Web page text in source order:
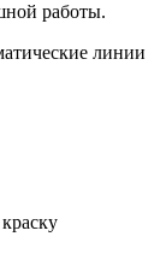
работы.
линии